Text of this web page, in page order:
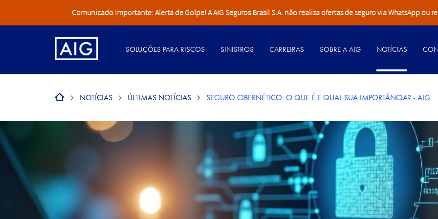
Comunicado Importante: Alerta de Golpe! A AIG Seguros Brasil S.A. não realiza ofertas de seguro via WhatsApp ou
SOLUÇÕES PARA RISCOS SINISTROS CARREIRAS SOBRE A AIG NOTÍCIAS
NOTÍCIAS ÚLTIMAS NOTÍCIAS SEGURO CIBERNÉTICO: O QUE É E QUAL SUA IMPORTÂNCIA? - AIG